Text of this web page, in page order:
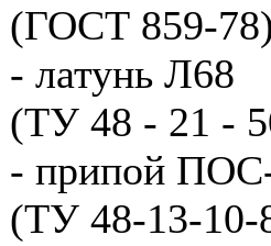
(ГОСТ 859-78)
- латунь Л68
(ТУ 48 - 21 -
- припой
(ТУ 48-13-10-